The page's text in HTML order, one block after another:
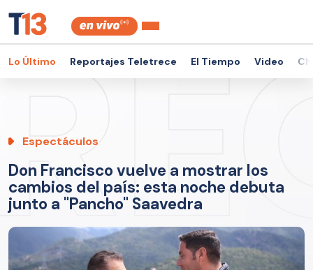
Lo Último Reportajes Teletrece El Tiempo Video
Espectáculos
Don Francisco vuelve a mostrar los
cambios del país: esta noche debuta
junto a "Pancho" Saavedra